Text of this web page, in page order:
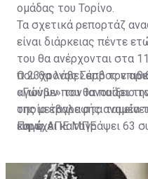
ομάδας του Τορίνο.
Τα σχετικά ρεπορτάζ
είναι διάρκειας πέντε
του θα ανέρχονται στα
που θα λάβει από τον
αγώνων που θα παίξει
της μεταγραφής
ευρώ.
Ο 23χρονος Σέρβος
«Γιούβε» τον Ιανουάριο
οποία έβαλε στα ταμεία
και έχει καταγράψει 63
Πηγή: ΑΠΕ ΜΠΕ